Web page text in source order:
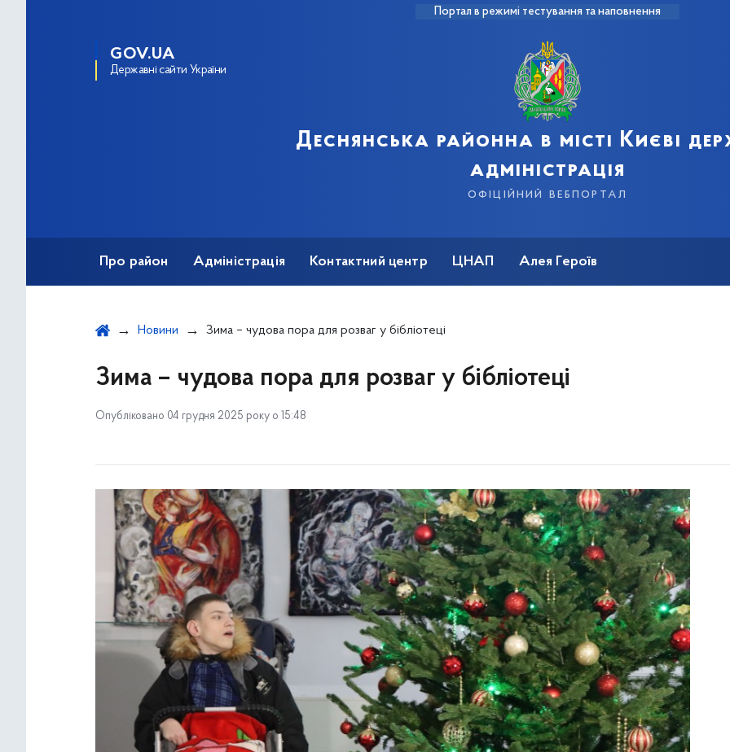
Портал в режимі тестування та наповнення
GOV.UA
Державні сайти України
Деснянська районна в місті Києві
адміністрація
офіційний вебпортал
Про район Адміністрація Контактний центр ЦНАП Алея Героїв
Новини Зима – чудова пора для розваг у бібліотеці
Зима – чудова пора для розваг у бібліотеці
Опубліковано 04 грудня 2025 року о 15:48